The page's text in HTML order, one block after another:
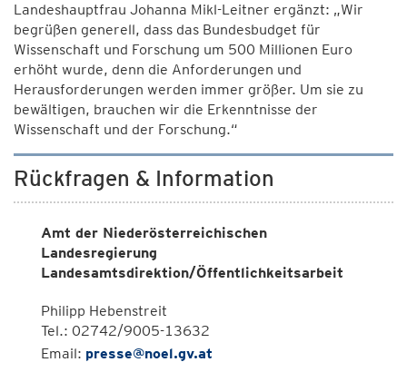
Landeshauptfrau Johanna Mikl-Leitner ergänzt: „Wir
begrüßen generell, dass das Bundesbudget für
Wissenschaft und Forschung um 500 Millionen Euro
erhöht wurde, denn die Anforderungen und
Herausforderungen werden immer größer. Um sie zu
bewältigen, brauchen wir die Erkenntnisse der
Wissenschaft und der Forschung.“
Rückfragen & Information
Amt der Niederösterreichischen
Landesregierung
Landesamtsdirektion/Öffentlichkeitsarbeit
Philipp Hebenstreit
Tel.: 02742/9005-13632
Email: presse@noel.gv.at